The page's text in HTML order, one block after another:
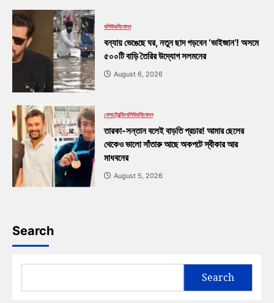
বলিউডবিনোদন
বন্যায় ভেঙেছে ঘর, নতুন ছাদ গড়বেন ‘ভাইজান’! অসমে
৫০০টি বাড়ি তৈরির উদ্যোগ সলমনের
August 6, 2026
খেলাট্রেন্ডিংবলিউডবিনোদন
তারকা-সন্তান বলেই বাড়তি প্রচার! আমার ছেলের
থেকেও ভালো সাঁতারু আছে অকপটে স্বীকার আর
মাধবনের
August 5, 2026
Search
Search